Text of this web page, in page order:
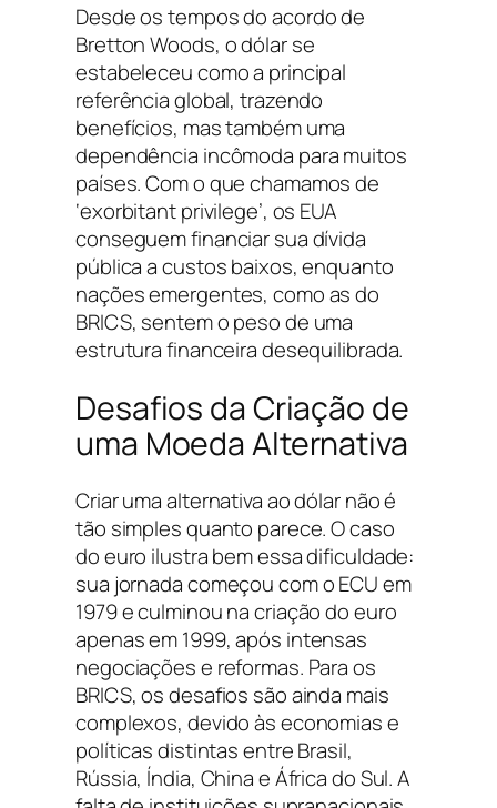
Desde os tempos do acordo de
Bretton Woods, o dólar se
estabeleceu como a principal
referência global, trazendo
benefícios, mas também uma
dependência incômoda para muitos
países. Com o que chamamos de
‘exorbitant privilege’, os EUA
conseguem financiar sua dívida
pública a custos baixos, enquanto
nações emergentes, como as do
BRICS, sentem o peso de uma
estrutura financeira desequilibrada.
Desafios da Criação de
uma Moeda Alternativa
Criar uma alternativa ao dólar não é
tão simples quanto parece. O caso
do euro ilustra bem essa dificuldade:
sua jornada começou com o ECU em
1979 e culminou na criação do euro
apenas em 1999, após intensas
negociações e reformas. Para os
BRICS, os desafios são ainda mais
complexos, devido às economias e
políticas distintas entre Brasil,
Rússia, Índia, China e África do Sul. A